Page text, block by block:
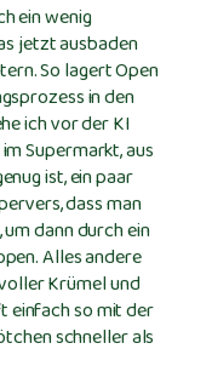
ein wenig
jetzt ausbaden
So lagert Open
in den
ich vor der KI
Supermarkt, aus
ist, ein paar
dass man
dann durch ein
Alles andere
Krümel und
einfach so mit der
schneller als